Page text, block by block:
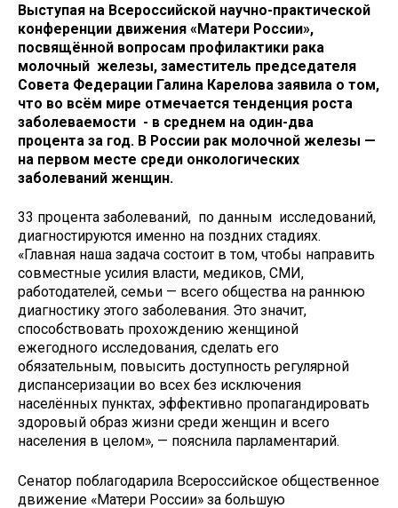
Выступая на Всероссийской научно-практической
конференции движения «Матери России»,
посвящённой вопросам профилактики рака
молочный железы, заместитель председателя
Совета Федерации Галина Карелова заявила о том,
что во всём мире отмечается тенденция роста
заболеваемости - в среднем на один-два
процента за год. В России рак молочной железы —
на первом месте среди онкологических
заболеваний женщин.
33 процента заболеваний, по данным исследований,
диагностируются именно на поздних стадиях.
«Главная наша задача состоит в том, чтобы направить
совместные усилия власти, медиков, СМИ,
работодателей, семьи — всего общества на раннюю
диагностику этого заболевания. Это значит,
способствовать прохождению женщиной
ежегодного исследования, сделать его
обязательным, повысить доступность регулярной
диспансеризации во всех без исключения
населённых пунктах, эффективно пропагандировать
здоровый образ жизни среди женщин и всего
населения в целом», — пояснила парламентарий.
Сенатор поблагодарила Всероссийское общественное
движение «Матери России» за большую